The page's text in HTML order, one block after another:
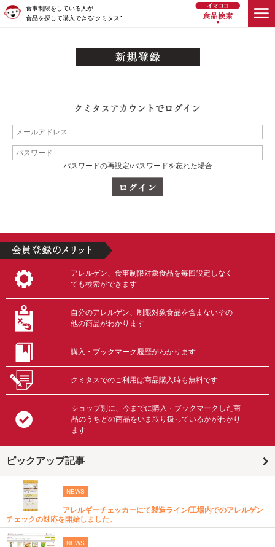
食事制限をしている人が
食品を探して購入できる“クミタス”
パスワードの再設定/パスワードを忘れた場合
アレルゲン、食事制限対象食品を毎回設定しなく
ても検索ができます
自分のアレルゲン、制限対象食品を含まないその
他の商品がわかります
購入・ブックマーク履歴がわかります
クミタスでのご利用は商品購入時も無料です
ショップ別に、今までに購入・ブックマークした商
品のうちどの商品をいま取り扱っているかがわかり
ます
ピックアップ記事
NEWS
アレルギーチェッカーにて製造ライン/工場内でのアレルゲン
チェックの対応を開始しました。
NEWS